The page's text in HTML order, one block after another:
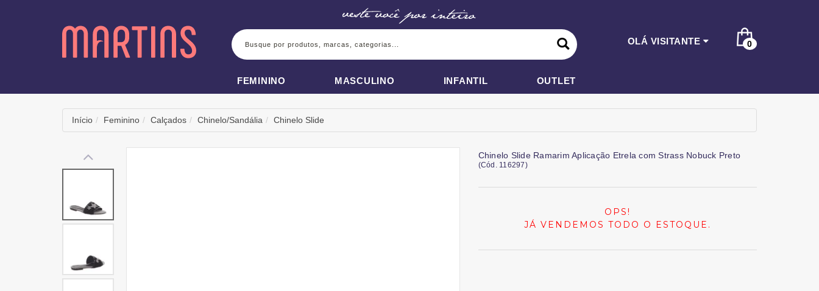
BUSCA
OLÁ VISITANTE 0
FEMININO MASCULINO INFANTIL OUTLET
Início Feminino Calçados Chinelo/Sandália Chinelo Slide
Chinelo Slide Ramarim Aplicação Etrela com Strass Nobuck Preto
(Cód. 116297)
OPS!
JÁ VENDEMOS TODO O ESTOQUE.